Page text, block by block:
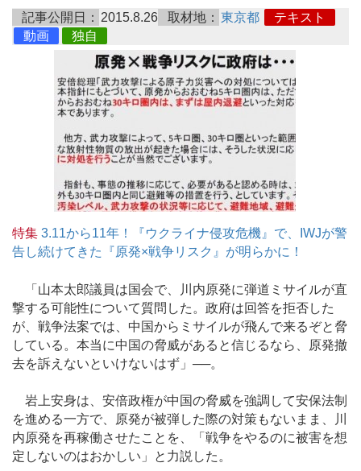
記事公開日： 2015.8.26 取材地： 東京都
テキスト
動画
独自
特集 3.11から11年！『ウクライナ侵攻危機』で、IWJが警
告し続けてきた『原発×戦争リスク』が明らかに！
「山本太郎議員は国会で、川内原発に弾道ミサイルが直
撃する可能性について質問した。政府は回答を拒否した
が、戦争法案では、中国からミサイルが飛んで来るぞと脅
している。本当に中国の脅威があると信じるなら、原発撤
去を訴えないといけないはず」──。
岩上安身は、安倍政権が中国の脅威を強調して安保法制
を進める一方で、原発が被弾した際の対策もないまま、川
内原発を再稼働させたことを、「戦争をやるのに被害を想
定しないのはおかしい」と力説した。